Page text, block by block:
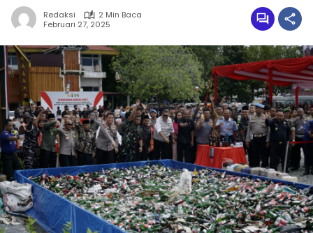
Redaksi
2 Min Baca
Februari 27, 2025